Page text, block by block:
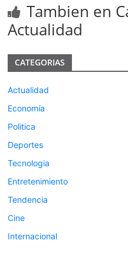
Tambien en
Actualidad
CATEGORIAS
Actualidad
Economía
Politica
Deportes
Tecnologia
Entretenimiento
Tendencia
Cine
Internacional